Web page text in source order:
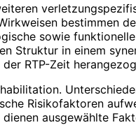
bestimmen
sowie
Struktur in einem
RTP-Zeit
Risikofaktoren
ausgewählte